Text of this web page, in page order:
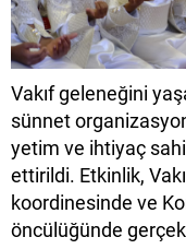
Vakıf geleneğini
sünnet
yetim ve ihtiyaç
ettirildi. Etkinlik,
koordinesinde ve
öncülüğünde